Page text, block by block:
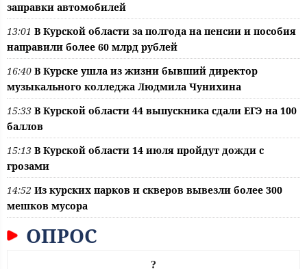
заправки автомобилей
13:01 В Курской области за полгода на пенсии и пособия
направили более 60 млрд рублей
16:40 В Курске ушла из жизни бывший директор
музыкального колледжа Людмила Чунихина
15:33 В Курской области 44 выпускника сдали ЕГЭ на 100
баллов
15:13 В Курской области 14 июля пройдут дожди с
грозами
14:52 Из курских парков и скверов вывезли более 300
мешков мусора
ОПРОС
?